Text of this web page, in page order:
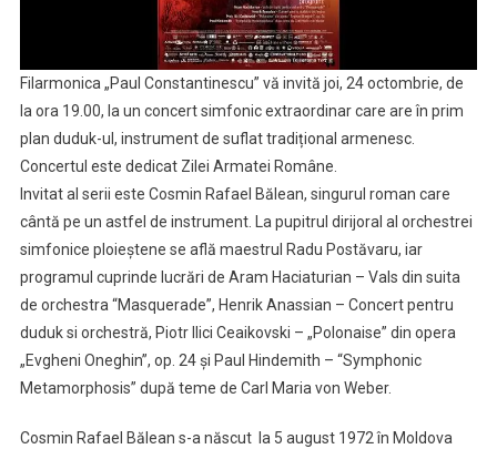
Filarmonica „Paul Constantinescu” vă invită joi, 24 octombrie, de
la ora 19.00, la un concert simfonic extraordinar care are în prim
plan duduk-ul, instrument de suflat tradițional armenesc.
Concertul este dedicat Zilei Armatei Române.
Invitat al serii este Cosmin Rafael Bălean, singurul roman care
cântă pe un astfel de instrument. La pupitrul dirijoral al orchestrei
simfonice ploieștene se află maestrul Radu Postăvaru, iar
programul cuprinde lucrări de Aram Haciaturian – Vals din suita
de orchestra “Masquerade”, Henrik Anassian – Concert pentru
duduk si orchestră, Piotr Ilici Ceaikovski – „Polonaise” din opera
„Evgheni Oneghin”, op. 24 și Paul Hindemith – “Symphonic
Metamorphosis” după teme de Carl Maria von Weber.
Cosmin Rafael Bălean s-a născut la 5 august 1972 în Moldova